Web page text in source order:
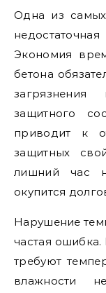
Одна из
Экономия
бетона
загрязнения
защитного
приводит к
защитных
лишний час
окупится
Нарушение
частая
требуют
влажности